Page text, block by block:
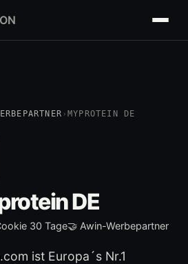
› MYPROTEIN DE
DE
30 Tage🤝 Awin-Werbepartner
ist Europa´s Nr.1